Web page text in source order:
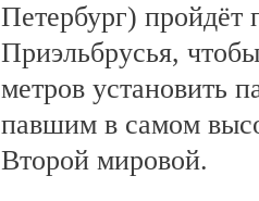
Петербург) пройдёт
Приэльбрусья,
метров установить
павшим в самом
Второй мировой.